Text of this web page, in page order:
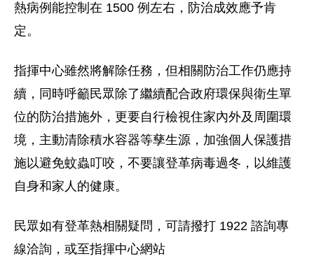
熱病例能控制在 1500 例左右，防治成效應予肯
定。
指揮中心雖然將解除任務，但相關防治工作仍應持
續，同時呼籲民眾除了繼續配合政府環保與衛生單
位的防治措施外，更要自行檢視住家內外及周圍環
境，主動清除積水容器等孳生源，加強個人保護措
施以避免蚊蟲叮咬，不要讓登革病毒過冬，以維護
自身和家人的健康。
民眾如有登革熱相關疑問，可請撥打 1922 諮詢專
線洽詢，或至指揮中心網站